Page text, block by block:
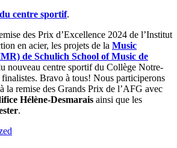
centre sportif.
des Prix d’Excellence 2024 de l’Institut
en acier, les projets de la Music
de Schulich School of Music de
nouveau centre sportif du Collège Notre-
Bravo à tous! Nous participerons
la remise des Grands Prix de l’AFG avec
Hélène-Desmarais ainsi que les
.